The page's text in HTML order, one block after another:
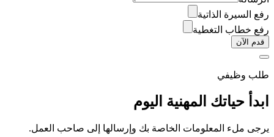
رفع السيرة الذاتية
رفع خطاب التغطية
قدم الآن
طلب وظيفي
ابدأ حياتك المهنية اليوم
يرجى ملء المعلومات الخاصة بك وإرسالها إلى صاحب العمل.